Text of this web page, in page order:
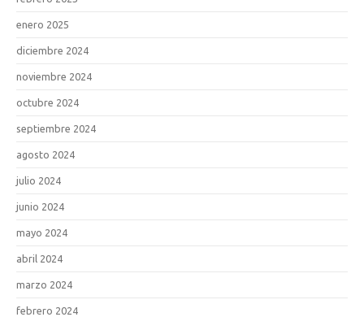
enero 2025
diciembre 2024
noviembre 2024
octubre 2024
septiembre 2024
agosto 2024
julio 2024
junio 2024
mayo 2024
abril 2024
marzo 2024
febrero 2024